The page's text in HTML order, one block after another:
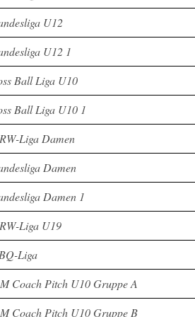
U12
U12 1
Ball Liga U10
Ball Liga U10 1
Liga Damen
Damen
Damen 1
Liga U19
Liga
Coach Pitch U10 Gruppe A
Coach Pitch U10 Gruppe B